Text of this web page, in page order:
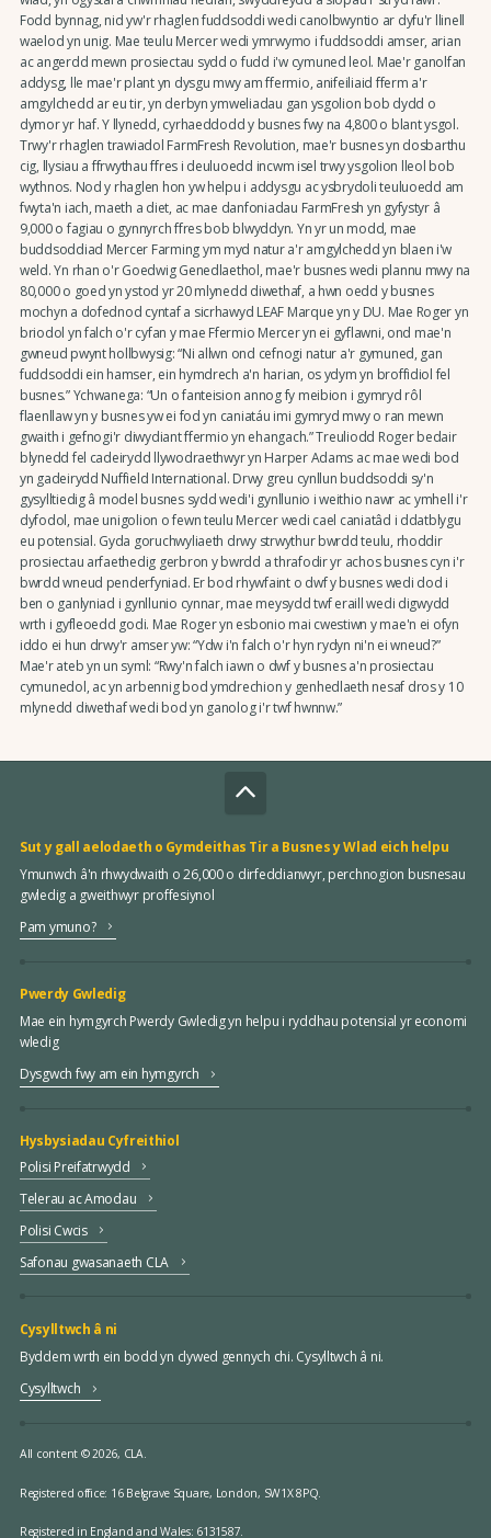
Fodd bynnag, nid yw'r rhaglen fuddsoddi wedi canolbwyntio ar dyfu'r llinell
waelod yn unig. Mae teulu Mercer wedi ymrwymo i fuddsoddi amser, arian
ac angerdd mewn prosiectau sydd o fudd i'w cymuned leol. Mae'r ganolfan
addysg, lle mae'r plant yn dysgu mwy am ffermio, anifeiliaid fferm a'r
amgylchedd ar eu tir, yn derbyn ymweliadau gan ysgolion bob dydd o
dymor yr haf. Y llynedd, cyrhaeddodd y busnes fwy na 4,800 o blant ysgol.
Trwy'r rhaglen trawiadol FarmFresh Revolution, mae'r busnes yn dosbarthu
cig, llysiau a ffrwythau ffres i deuluoedd incwm isel trwy ysgolion lleol bob
wythnos. Nod y rhaglen hon yw helpu i addysgu ac ysbrydoli teuluoedd am
fwyta'n iach, maeth a diet, ac mae danfoniadau FarmFresh yn gyfystyr â
9,000 o fagiau o gynnyrch ffres bob blwyddyn. Yn yr un modd, mae
buddsoddiad Mercer Farming ym myd natur a'r amgylchedd yn blaen i'w
weld. Yn rhan o'r Goedwig Genedlaethol, mae'r busnes wedi plannu mwy na
80,000 o goed yn ystod yr 20 mlynedd diwethaf, a hwn oedd y busnes
mochyn a dofednod cyntaf a sicrhawyd LEAF Marque yn y DU. Mae Roger yn
briodol yn falch o'r cyfan y mae Ffermio Mercer yn ei gyflawni, ond mae'n
gwneud pwynt hollbwysig: “Ni allwn ond cefnogi natur a'r gymuned, gan
fuddsoddi ein hamser, ein hymdrech a'n harian, os ydym yn broffidiol fel
busnes.” Ychwanega: “Un o fanteision annog fy meibion i gymryd rôl
flaenllaw yn y busnes yw ei fod yn caniatáu imi gymryd mwy o ran mewn
gwaith i gefnogi'r diwydiant ffermio yn ehangach.” Treuliodd Roger bedair
blynedd fel cadeirydd llywodraethwyr yn Harper Adams ac mae wedi bod
yn gadeirydd Nuffield International. Drwy greu cynllun buddsoddi sy'n
gysylltiedig â model busnes sydd wedi'i gynllunio i weithio nawr ac ymhell i'r
dyfodol, mae unigolion o fewn teulu Mercer wedi cael caniatâd i ddatblygu
eu potensial. Gyda goruchwyliaeth drwy strwythur bwrdd teulu, rhoddir
prosiectau arfaethedig gerbron y bwrdd a thrafodir yr achos busnes cyn i'r
bwrdd wneud penderfyniad. Er bod rhywfaint o dwf y busnes wedi dod i
ben o ganlyniad i gynllunio cynnar, mae meysydd twf eraill wedi digwydd
wrth i gyfleoedd godi. Mae Roger yn esbonio mai cwestiwn y mae'n ei ofyn
iddo ei hun drwy'r amser yw: “Ydw i'n falch o'r hyn rydyn ni'n ei wneud?”
Mae'r ateb yn un syml: “Rwy'n falch iawn o dwf y busnes a'n prosiectau
cymunedol, ac yn arbennig bod ymdrechion y genhedlaeth nesaf dros y 10
mlynedd diwethaf wedi bod yn ganolog i'r twf hwnnw.”
Sut y gall aelodaeth o Gymdeithas Tir a Busnes y Wlad eich helpu
Ymunwch â'n rhwydwaith o 26,000 o dirfeddianwyr, perchnogion busnesau
gwledig a gweithwyr proffesiynol
Pam ymuno?
Pwerdy Gwledig
Mae ein hymgyrch Pwerdy Gwledig yn helpu i ryddhau potensial yr economi
wledig
Dysgwch fwy am ein hymgyrch
Hysbysiadau Cyfreithiol
Polisi Preifatrwydd
Telerau ac Amodau
Polisi Cwcis
Safonau gwasanaeth CLA
Cysylltwch â ni
Byddem wrth ein bodd yn clywed gennych chi. Cysylltwch â ni.
Cysylltwch
All content © 2026, CLA.
Registered office: 16 Belgrave Square, London, SW1X 8PQ.
Registered in England and Wales: 6131587.